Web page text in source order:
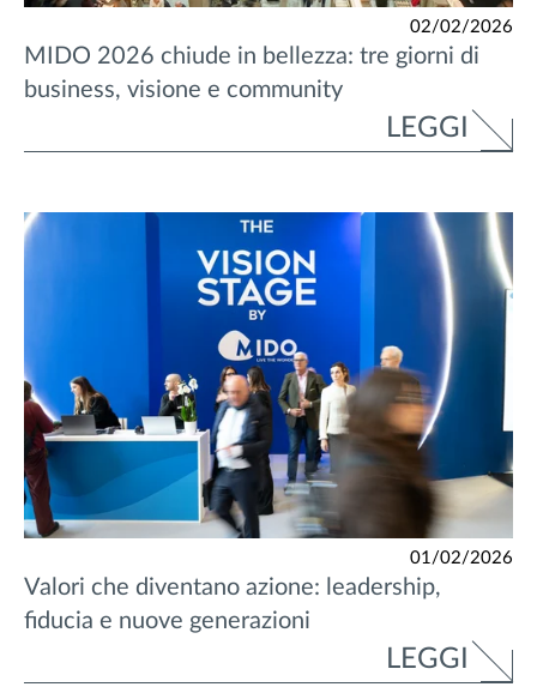
02/02/2026
MIDO 2026 chiude in bellezza: tre giorni di
business, visione e community
LEGGI
01/02/2026
Valori che diventano azione: leadership,
fiducia e nuove generazioni
LEGGI